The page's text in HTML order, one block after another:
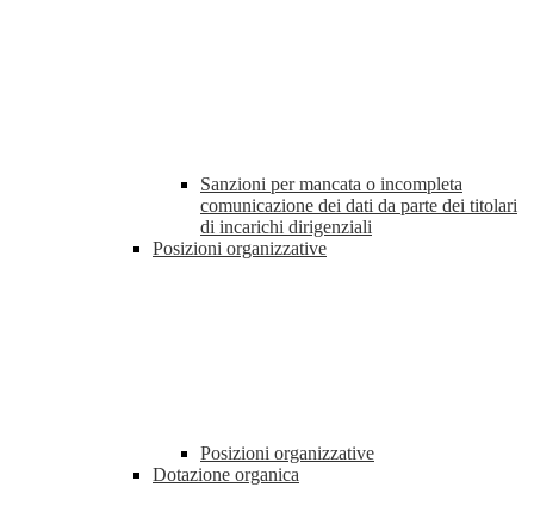
Sanzioni per mancata o incompleta
comunicazione dei dati da parte dei titolari
di incarichi dirigenziali
Posizioni organizzative
Posizioni organizzative
Dotazione organica